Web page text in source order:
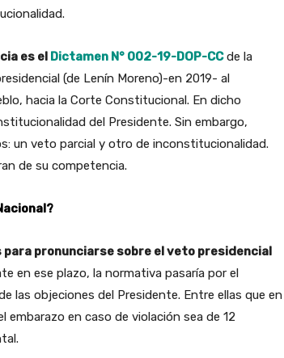
es el Dictamen N° 002-19-DOP-CCde la
(de Lenín Moreno)-en 2019- al
hacia la Corte Constitucional. En dicho
del Presidente. Sin embargo,
un veto parcial y otro de inconstitucionalidad.
de su competencia.
pronunciarse sobre el veto presidencial
en ese plazo, la normativa pasaría por el
las objeciones del Presidente. Entre ellas que en
en caso de violación sea de 12